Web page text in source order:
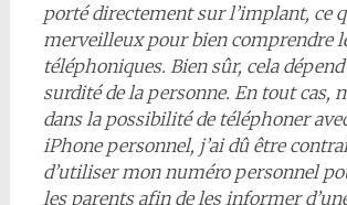
porté directement sur l’implant, ce
merveilleux pour bien comprendre
téléphoniques. Bien sûr, cela
surdité de la personne. En tout cas,
dans la possibilité de téléphoner
iPhone personnel, j’ai dû être
d’utiliser mon numéro personnel
les parents afin de les informer